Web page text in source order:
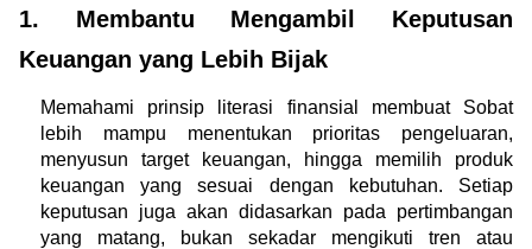
1. Membantu Mengambil Keputusan
Keuangan yang Lebih Bijak
Memahami prinsip literasi finansial membuat Sobat
lebih mampu menentukan prioritas pengeluaran,
menyusun target keuangan, hingga memilih produk
keuangan yang sesuai dengan kebutuhan. Setiap
keputusan juga akan didasarkan pada pertimbangan
yang matang, bukan sekadar mengikuti tren atau